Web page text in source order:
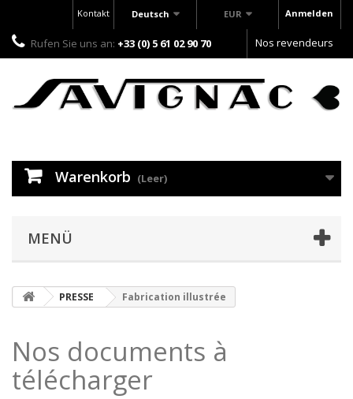
Anmelden
EUR
Deutsch
Kontakt
Rufen Sie uns an: +33 (0) 5 61 02 90 70 Nos revendeurs
Warenkorb (Leer)
MENÜ
PRESSE Fabrication illustrée
Nos documents à
télécharger